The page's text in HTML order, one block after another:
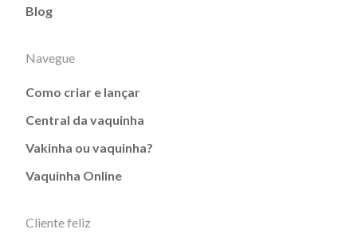
Blog
Navegue
Como criar e lançar
Central da vaquinha
Vakinha ou vaquinha?
Vaquinha Online
Cliente feliz